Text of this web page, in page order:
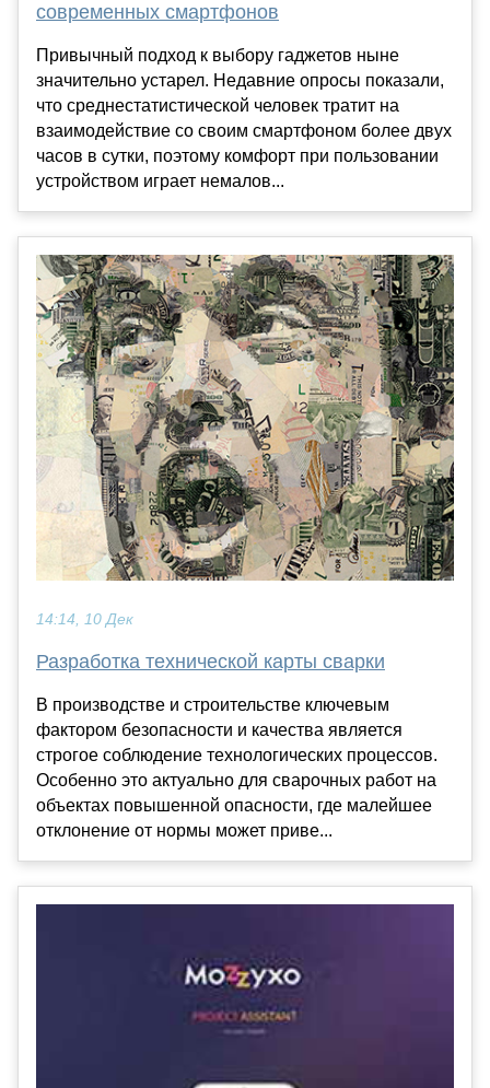
современных смартфонов
Привычный подход к выбору гаджетов ныне
значительно устарел. Недавние опросы показали,
что среднестатистической человек тратит на
взаимодействие со своим смартфоном более двух
часов в сутки, поэтому комфорт при пользовании
устройством играет немалов...
14:14, 10 Дек
Разработка технической карты сварки
В производстве и строительстве ключевым
фактором безопасности и качества является
строгое соблюдение технологических процессов.
Особенно это актуально для сварочных работ на
объектах повышенной опасности, где малейшее
отклонение от нормы может приве...